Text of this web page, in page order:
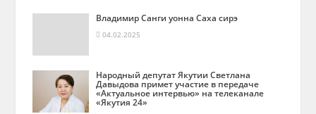
Владимир Санги уонна Саха сирэ
04.02.2025
Народный депутат Якутии Светлана
Давыдова примет участие в передаче
«Актуальное интервью» на телеканале
«Якутия 24»